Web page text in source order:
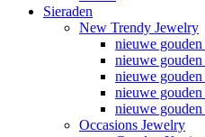
Sieraden
New Trendy Jewelry
nieuwe gouden
nieuwe
nieuwe gouden
nieuwe gouden
nieuwe
Occasions Jewelry